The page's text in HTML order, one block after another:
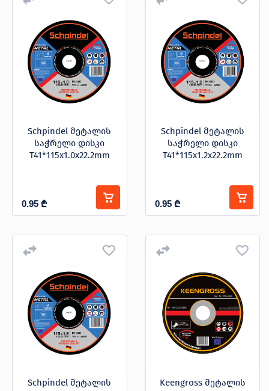
Schpindel მეტალის
საჭრელი დისკი
T41*115x1.0x22.2mm
0.95 ₾
Schpindel მეტალის
საჭრელი დისკი
T41*115x1.2x22.2mm
0.95 ₾
Schpindel მეტალის
Keengross მეტალის